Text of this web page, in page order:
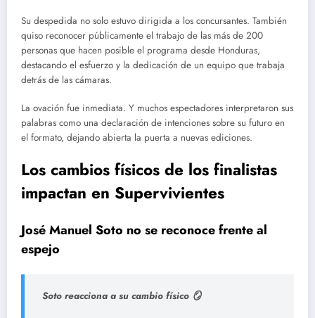
Su despedida no solo estuvo dirigida a los concursantes. También
quiso reconocer públicamente el trabajo de las más de 200
personas que hacen posible el programa desde Honduras,
destacando el esfuerzo y la dedicación de un equipo que trabaja
detrás de las cámaras.
La ovación fue inmediata. Y muchos espectadores interpretaron sus
palabras como una declaración de intenciones sobre su futuro en
el formato, dejando abierta la puerta a nuevas ediciones.
Los cambios físicos de los finalistas
impactan en Supervivientes
José Manuel Soto no se reconoce frente al
espejo
Soto reacciona a su cambio físico 🪞